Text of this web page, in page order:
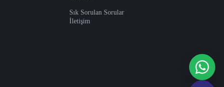
Sık Sorulan Sorular
İletişim